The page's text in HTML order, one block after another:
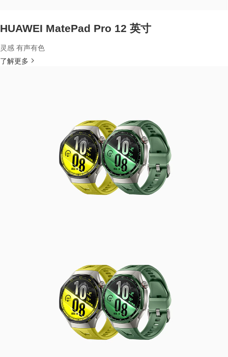
HUAWEI MatePad Pro 12 英寸
灵感 有声有色
了解更多